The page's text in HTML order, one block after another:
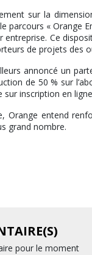
sur la
parcours « Orange
entreprise. Ce
de projets des
annoncé un
de 50 % sur
sur inscription en
Orange entend
grand nombre.
pour le moment